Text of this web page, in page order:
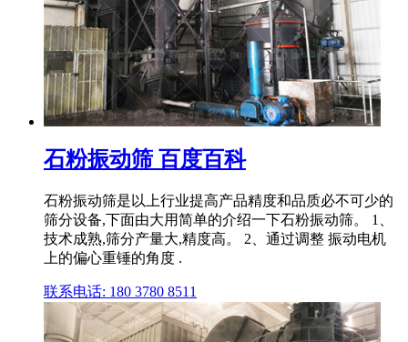
石粉振动筛 百度百科
石粉振动筛是以上行业提高产品精度和品质必不可少的
筛分设备,下面由大用简单的介绍一下石粉振动筛。 1、
技术成熟,筛分产量大,精度高。 2、通过调整 振动电机
上的偏心重锤的角度 .
联系电话: 180 3780 8511